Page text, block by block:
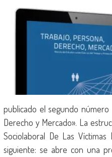
publicado el segundo número
Derecho y Mercado». La
Sociolaboral De Las
siguiente: se abre con una